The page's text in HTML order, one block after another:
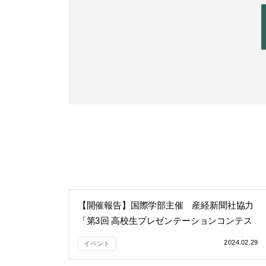
【開催報告】国際学部主催 産経新聞社協力
「第3回 高校生プレゼンテーションコンテス
ト」を開催しました。
イベント 2024.02.29